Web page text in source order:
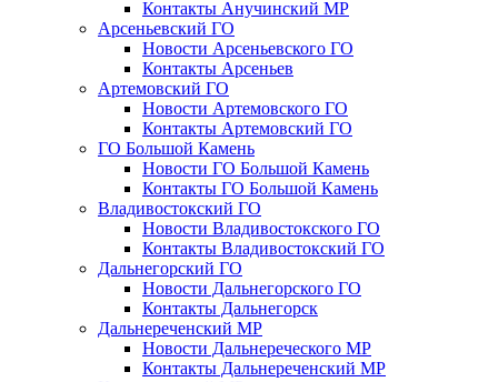
Контакты Анучинский МР
Арсеньевский ГО
Новости Арсеньевского ГО
Контакты Арсеньев
Артемовский ГО
Новости Артемовского ГО
Контакты Артемовский ГО
ГО Большой Камень
Новости ГО Большой Камень
Контакты ГО Большой Камень
Владивостокский ГО
Новости Владивостокского ГО
Контакты Владивостокский ГО
Дальнегорский ГО
Новости Дальнегорского ГО
Контакты Дальнегорск
Дальнереченский МР
Новости Дальнереческого МР
Контакты Дальнереченский МР